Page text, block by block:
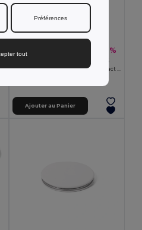
-38%
Pack de 10 GiftRetail KC2466
MIRATE Miroir de Maquillage Compact Élégant
Ajouter au Panier
Préférences
tout